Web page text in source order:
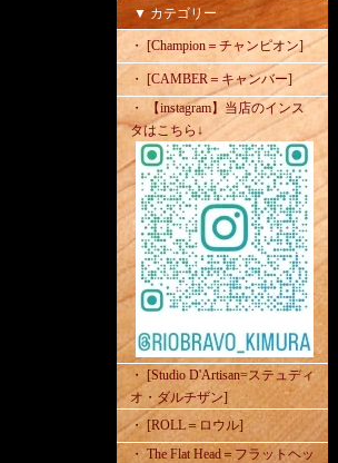
▼ カテゴリー
・ [Champion＝チャンピオン]
・ [CAMBER＝キャンバー]
・ 【instagram】当店のインス
タはこちら↓
・ [Studio D'Artisan=ステュディ
オ・ダルチザン]
・ [ROLL＝ロウル]
・ The Flat Head＝フラットヘッ